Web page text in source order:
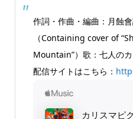
作詞・作曲・編曲：月蝕
（Containing cover of
Mountain”）歌：七人の
配信サイトはこちら：